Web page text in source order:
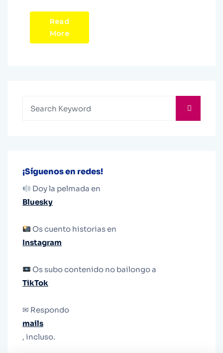
Read
More
¡Síguenos en redes!
Doy la pelmada en
Bluesky
Os cuento historias en
Instagram
Os subo contenido no bailongo a
TikTok
✉ Respondo
mails
, incluso.